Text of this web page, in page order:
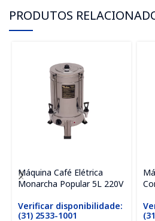
PRODUTOS
Máquina Café Elétrica
Monarcha Popular 5L 220V
Verificar disponibilidade:
(31) 2533-1001